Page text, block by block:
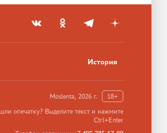
История
Moslenta, 2026 г.
18+
опечатку? Выделите текст и нажмите
Ctrl+Enter